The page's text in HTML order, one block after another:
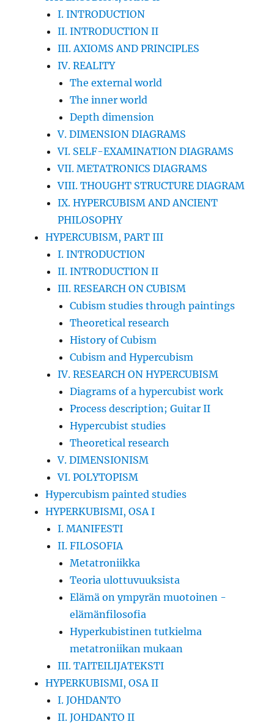
I. INTRODUCTION
II. INTRODUCTION II
III. AXIOMS AND PRINCIPLES
IV. REALITY
The external world
The inner world
Depth dimension
V. DIMENSION DIAGRAMS
VI. SELF-EXAMINATION DIAGRAMS
VII. METATRONICS DIAGRAMS
VIII. THOUGHT STRUCTURE DIAGRAM
IX. HYPERCUBISM AND ANCIENT
PHILOSOPHY
HYPERCUBISM, PART III
I. INTRODUCTION
II. INTRODUCTION II
III. RESEARCH ON CUBISM
Cubism studies through paintings
Theoretical research
History of Cubism
Cubism and Hypercubism
IV. RESEARCH ON HYPERCUBISM
Diagrams of a hypercubist work
Process description; Guitar II
Hypercubist studies
Theoretical research
V. DIMENSIONISM
VI. POLYTOPISM
Hypercubism painted studies
HYPERKUBISMI, OSA I
I. MANIFESTI
II. FILOSOFIA
Metatroniikka
Teoria ulottuvuuksista
Elämä on ympyrän muotoinen -
elämänfilosofia
Hyperkubistinen tutkielma
metatroniikan mukaan
III. TAITEILIJATEKSTI
HYPERKUBISMI, OSA II
I. JOHDANTO
II. JOHDANTO II